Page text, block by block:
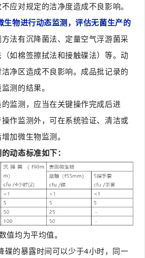
应对规定的洁净度造成不良影响。
生物进行动态监测，评估无菌生产的
方法有沉降菌法、定量空气浮游菌采
如棉签擦拭法和接触碟法）等。动
净区造成不良影响。成品批记录的
测的结果。
监测，应当在关键操作完成后进
作监测外，可在系统验证、清洁或
加微生物监测。
动态标准如下：
值均为平均值。
的暴露时间可以少于4小时，同一